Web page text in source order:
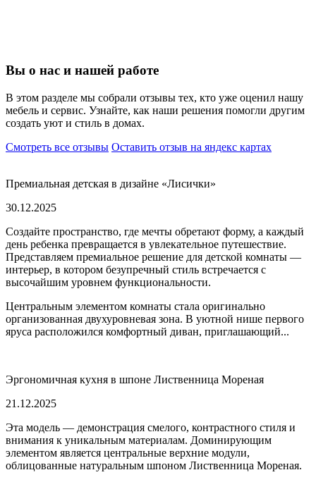
Вы о нас и нашей работе
В этом разделе мы собрали отзывы тех, кто уже оценил нашу
мебель и сервис. Узнайте, как наши решения помогли другим
создать уют и стиль в домах.
Смотреть все отзывы Оставить отзыв на яндекс картах
Премиальная детская в дизайне «Лисички»
30.12.2025
Создайте пространство, где мечты обретают форму, а каждый
день ребенка превращается в увлекательное путешествие.
Представляем премиальное решение для детской комнаты —
интерьер, в котором безупречный стиль встречается с
высочайшим уровнем функциональности.
Центральным элементом комнаты стала оригинально
организованная двухуровневая зона. В уютной нише первого
яруса расположился комфортный диван, приглашающий...
Эргономичная кухня в шпоне Лиственница Мореная
21.12.2025
Эта модель — демонстрация смелого, контрастного стиля и
внимания к уникальным материалам. Доминирующим
элементом является центральные верхние модули,
облицованные натуральным шпоном Лиственница Мореная.